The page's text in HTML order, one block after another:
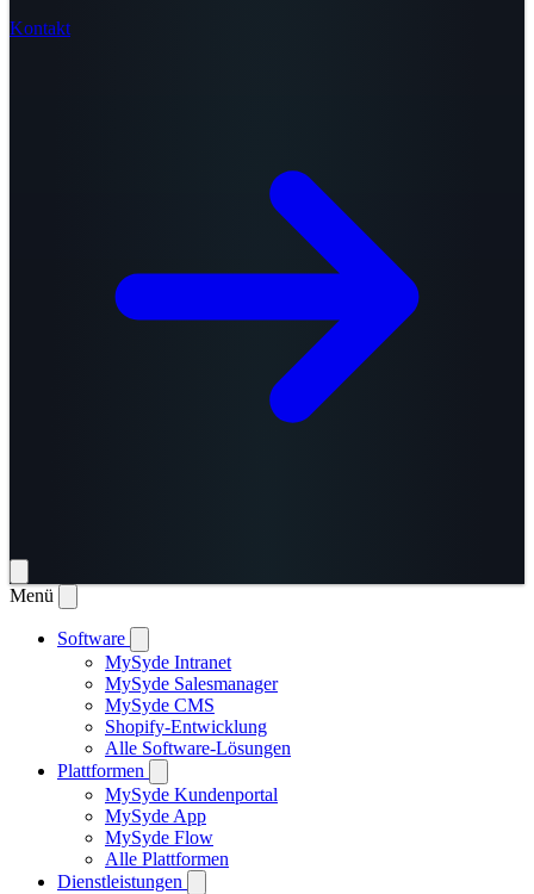
Kontakt
Menü
Software
MySyde Intranet
MySyde Salesmanager
MySyde CMS
Shopify-Entwicklung
Alle Software-Lösungen
Plattformen
MySyde Kundenportal
MySyde App
MySyde Flow
Alle Plattformen
Dienstleistungen